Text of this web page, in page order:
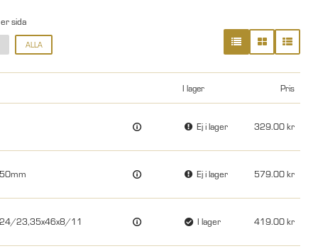
sida
ALLA
I lager Pris
Ej i lager 329.00
Ej i lager 579.00
24/23,35x46x8/11 I lager 419.00